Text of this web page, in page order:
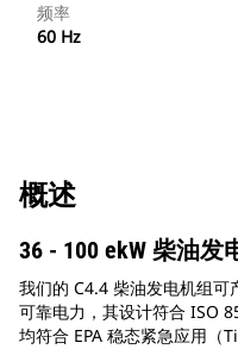
频率
60 Hz
概述
36 - 100 ekW 柴油发
我们的 C4.4 柴油发电机组
可靠电力，其设计符合 ISO
均符合 EPA 稳态紧急应用（